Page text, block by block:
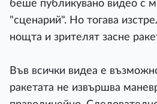
беше публикувано видео с
"сценарий". Но тогава
нощта и зрителят засне
Във всички видеа е
ракетата не извършва